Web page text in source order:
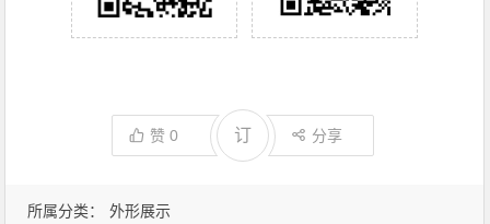
所属分类： 外形展示
赞0 订 分享